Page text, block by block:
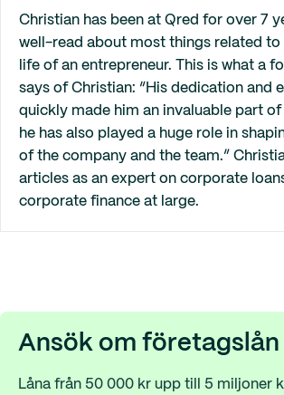
Christian has been at Qred for over 7
well-read about most things related to
life of an entrepreneur. This is what a
says of Christian: “His dedication and
quickly made him an invaluable part of
he has also played a huge role in
of the company and the team.”
articles as an expert on corporate
corporate finance at large.
Ansök om företagslån
Låna från 50 000 kr upp till 5 miljoner